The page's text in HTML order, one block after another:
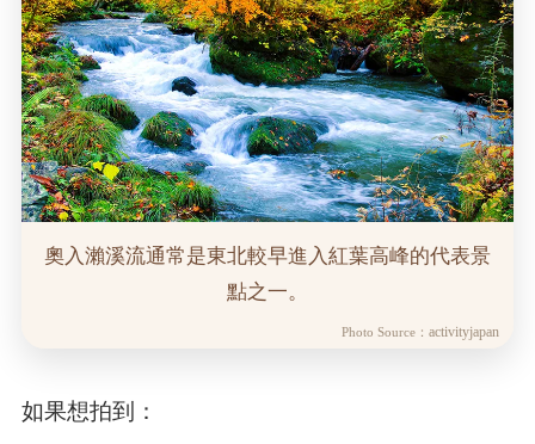
奧入瀨溪流通常是東北較早進入紅葉高峰的代表景
點之一。
Photo Source： activityjapan
如果想拍到：